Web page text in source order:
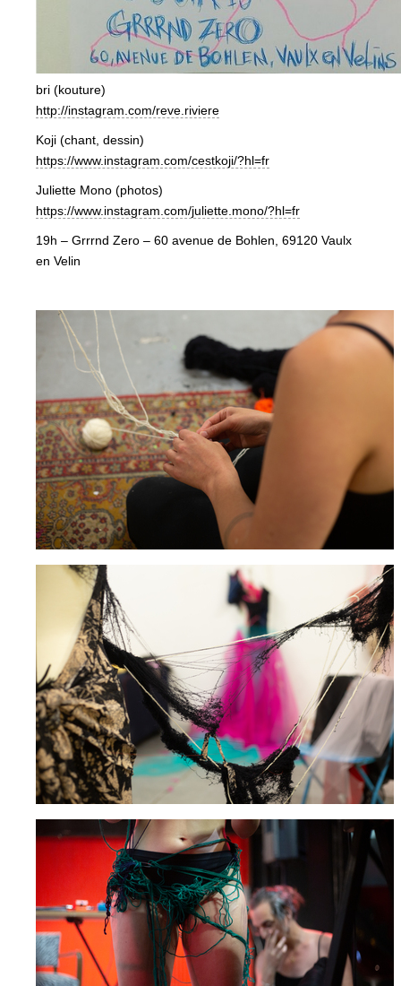
bri (kouture)
http://instagram.com/reve.riviere
Koji (chant, dessin)
https://www.instagram.com/cestkoji/?hl=fr
Juliette Mono (photos)
https://www.instagram.com/juliette.mono/?hl=fr
19h – Grrrnd Zero – 60 avenue de Bohlen, 69120 Vaulx
en Velin